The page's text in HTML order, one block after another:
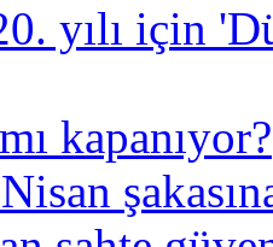
yılı için
kapanıyor?